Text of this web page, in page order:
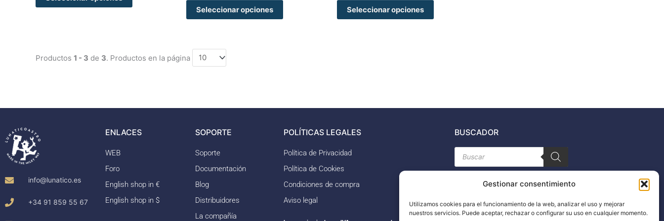
Gestionar consentimiento
Utilizamos cookies para el funcionamiento de la web, analizar el uso y mejorar
nuestros servicios. Puede aceptar, rechazar o configurar su uso en cualquier momento.
Seleccionar opciones Seleccionar opciones
Productos 1 - 3 de 3. Productos en la página
info@lunatico.es
+34 91 859 55 67
ENLACES
WEB
Foro
English shop in €
English shop in $
SOPORTE
Soporte
Documentación
Blog
Distribuidores
La compañía
POLÍTICAS LEGALES
Política de Privacidad
Política de Cookies
Condiciones de compra
Aviso legal
BUSCADOR
Búsqueda
de
productos